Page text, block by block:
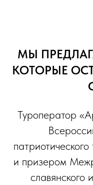
МЫ
КОТОРЫЕ
Туроператор
и призером
славянского